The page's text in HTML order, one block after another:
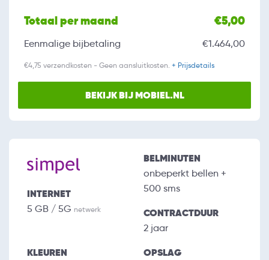
Totaal per maand €5,00
Eenmalige bijbetaling €1.464,00
€4,75 verzendkosten - Geen aansluitkosten. + Prijsdetails
BEKIJK BIJ MOBIEL.NL
INTERNET
5 GB / 5G netwerk
BELMINUTEN
onbeperkt bellen +
500 sms
CONTRACTDUUR
2 jaar
KLEUREN OPSLAG